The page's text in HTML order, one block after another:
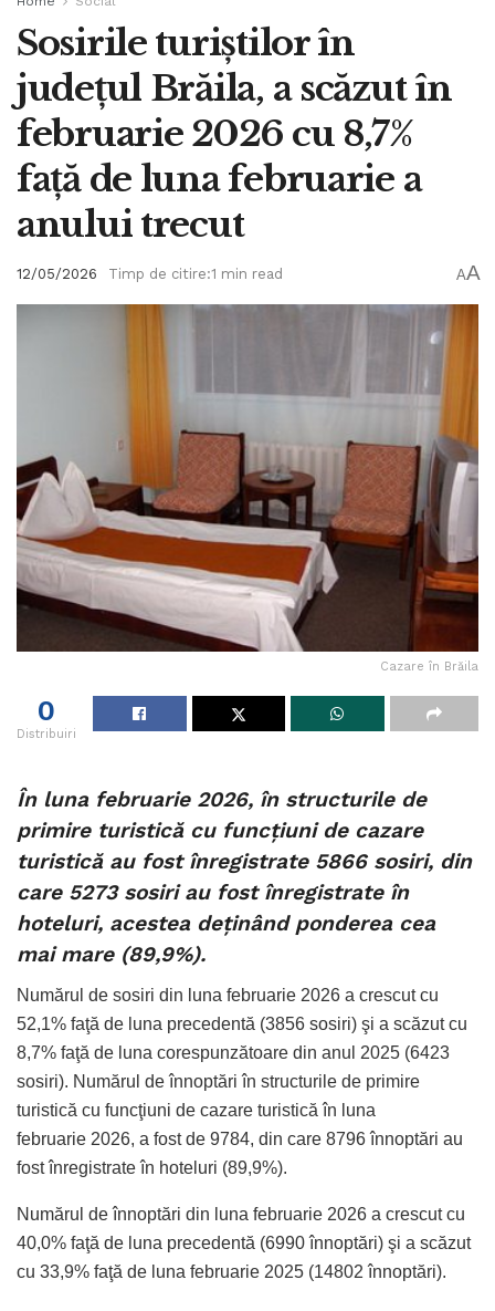
Sosirile turiștilor în
județul Brăila, a scăzut în
februarie 2026 cu 8,7%
față de luna februarie a
anului trecut
12/05/2026 Timp de citire:1 min read AA
Cazare în Brăila
0
Distribuiri
În luna februarie 2026, în structurile de
primire turistică cu funcţiuni de cazare
turistică au fost înregistrate 5866 sosiri, din
care 5273 sosiri au fost înregistrate în
hoteluri, acestea deţinând ponderea cea
mai mare (89,9%).
Numărul de sosiri din luna februarie 2026 a crescut cu
52,1% faţă de luna precedentă (3856 sosiri) şi a scăzut cu
8,7% faţă de luna corespunzătoare din anul 2025 (6423
sosiri). Numărul de înnoptări în structurile de primire
turistică cu funcţiuni de cazare turistică în luna
februarie 2026, a fost de 9784, din care 8796 înnoptări au
fost înregistrate în hoteluri (89,9%).
Numărul de înnoptări din luna februarie 2026 a crescut cu
40,0% faţă de luna precedentă (6990 înnoptări) şi a scăzut
cu 33,9% faţă de luna februarie 2025 (14802 înnoptări).